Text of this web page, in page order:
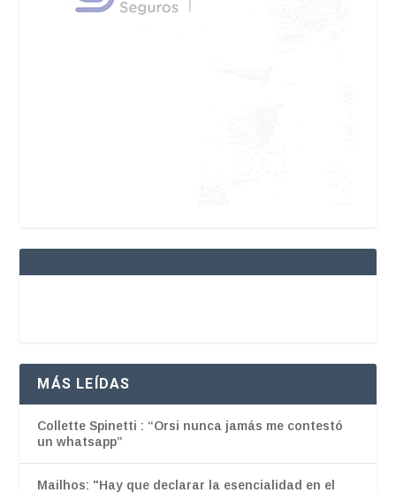
MÁS LEÍDAS
Collette Spinetti : “Orsi nunca jamás me contestó
un whatsapp”
Mailhos: "Hay que declarar la esencialidad en el